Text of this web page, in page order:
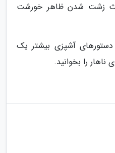
زشت شدن ظاهر خورشت
دستورهای آشپزی بیشتر یک
را بخوانید.